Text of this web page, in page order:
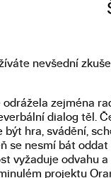
nevšední
zejména
dialog těl.
hra, svádění,
se nesmí bát
vyžaduje odvahu
projektu